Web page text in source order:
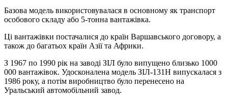
Базова модель використовувалася в основному як транспорт
особового складу або 5-тонна вантажівка.
Ці вантажівки постачалися до країн Варшавського договору, а
також до багатьох країн Азії та Африки.
З 1967 по 1990 рік на заводі ЗІЛ було випущено близько 1000
000 вантажівок. Удосконалена модель ЗІЛ-131Н випускалася з
1986 року, а потім виробництво було перенесено на
Уральський автомобільний завод.